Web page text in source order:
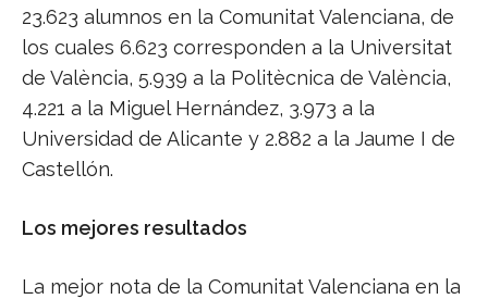
23.623 alumnos en la Comunitat Valenciana, de
los cuales 6.623 corresponden a la Universitat
de València, 5.939 a la Politècnica de València,
4.221 a la Miguel Hernández, 3.973 a la
Universidad de Alicante y 2.882 a la Jaume I de
Castellón.
Los mejores resultados
La mejor nota de la Comunitat Valenciana en la